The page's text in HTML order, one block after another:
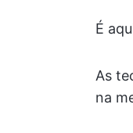
É
As
na